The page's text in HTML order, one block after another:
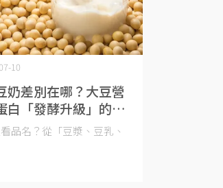
奶差別在哪？大豆營
白「發酵升級」的生
10
品名？從「豆漿、豆乳、